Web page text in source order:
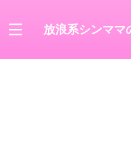
放浪系シンママ